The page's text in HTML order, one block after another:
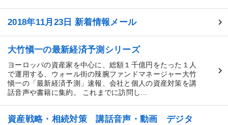
2018年11月23日 新着情報メール
大竹愼一の最新経済予測シリーズ
ヨーロッパの資産家を中心に、総額１千億円をたった１人
で運用する、ウォール街の辣腕ファンドマネージャー大竹
愼一の「最新経済予測」速報、会社と個人の資産対策を講
話音声や書籍に集約。 これまでに訪問し...
資産戦略・相続対策 講話音声・動画 デジタ